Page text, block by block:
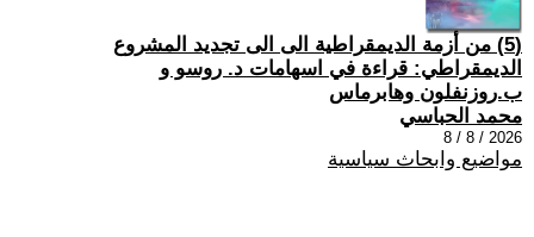
(5) من أزمة الديمقراطية الى الى تجديد المشروع
الديمقراطي: قراءة في اسهامات د. روسو و
ب.روزنفلون وهابرماس
محمد الحباسي
2026 / 8 / 8
مواضيع وابحاث سياسية